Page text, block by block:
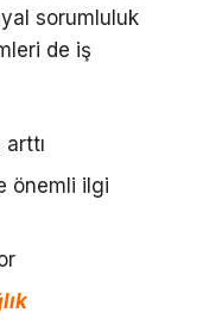
sorumluluk
de iş
önemli ilgi